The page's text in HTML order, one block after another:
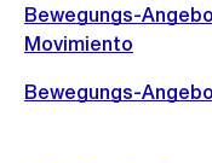
Bewegungs-
Movimiento
Bewegungs-